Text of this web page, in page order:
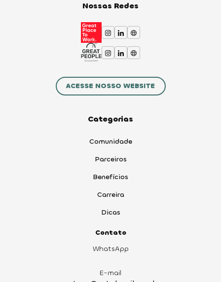
Nossas Redes
ACESSE NOSSO WEBSITE
Categorias
Comunidade
Parceiros
Benefícios
Carreira
Dicas
Contato
WhatsApp
E-mail